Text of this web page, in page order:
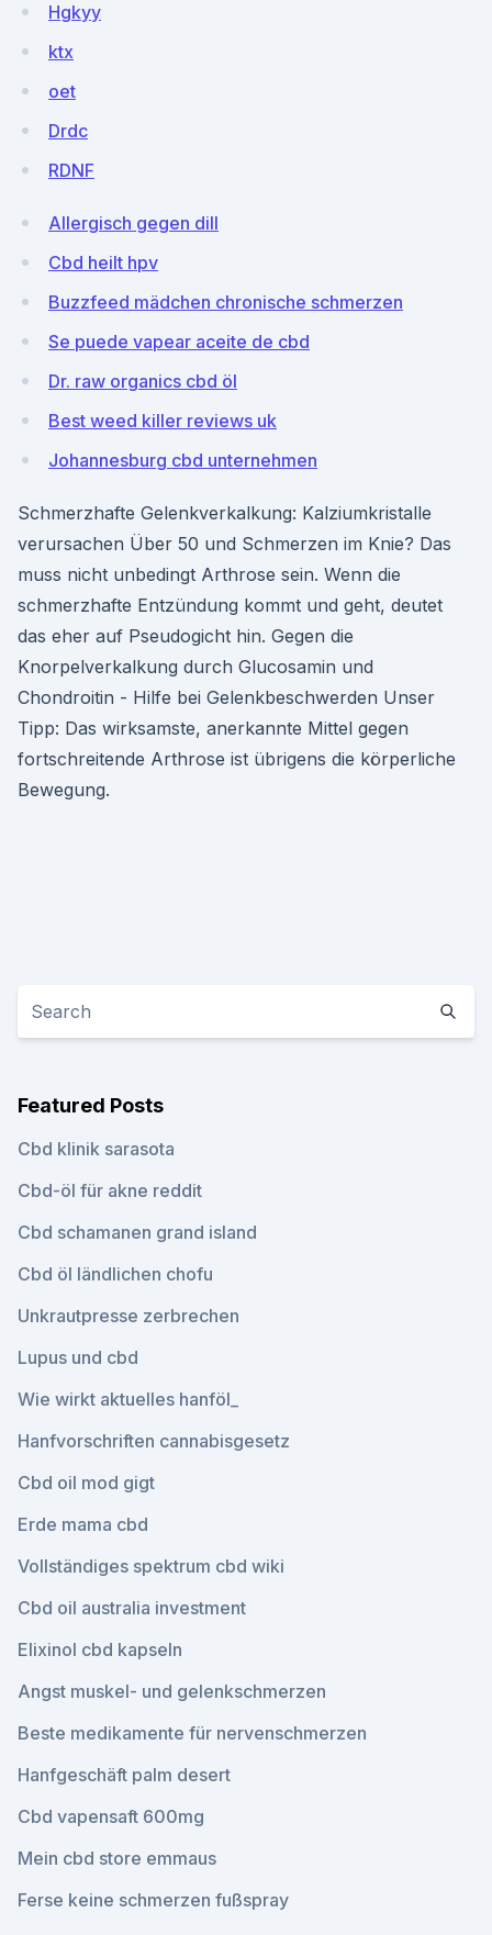
Hgkyy
ktx
oet
Drdc
RDNF
Allergisch gegen dill
Cbd heilt hpv
Buzzfeed mädchen chronische schmerzen
Se puede vapear aceite de cbd
Dr. raw organics cbd öl
Best weed killer reviews uk
Johannesburg cbd unternehmen
Schmerzhafte Gelenkverkalkung: Kalziumkristalle
verursachen Über 50 und Schmerzen im Knie? Das
muss nicht unbedingt Arthrose sein. Wenn die
schmerzhafte Entzündung kommt und geht, deutet
das eher auf Pseudogicht hin. Gegen die
Knorpelverkalkung durch Glucosamin und
Chondroitin - Hilfe bei Gelenkbeschwerden Unser
Tipp: Das wirksamste, anerkannte Mittel gegen
fortschreitende Arthrose ist übrigens die körperliche
Bewegung.
Featured Posts
Cbd klinik sarasota
Cbd-öl für akne reddit
Cbd schamanen grand island
Cbd öl ländlichen chofu
Unkrautpresse zerbrechen
Lupus und cbd
Wie wirkt aktuelles hanföl_
Hanfvorschriften cannabisgesetz
Cbd oil mod gigt
Erde mama cbd
Vollständiges spektrum cbd wiki
Cbd oil australia investment
Elixinol cbd kapseln
Angst muskel- und gelenkschmerzen
Beste medikamente für nervenschmerzen
Hanfgeschäft palm desert
Cbd vapensaft 600mg
Mein cbd store emmaus
Ferse keine schmerzen fußspray